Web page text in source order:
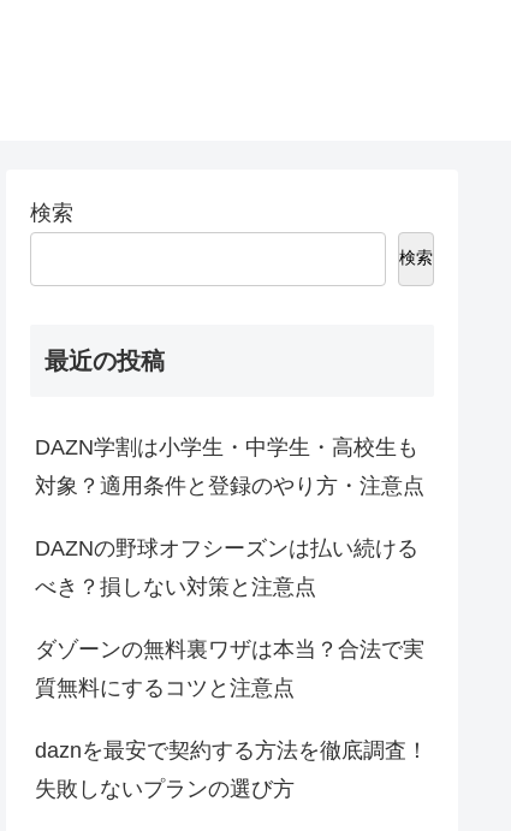
検索
検索
最近の投稿
DAZN学割は小学生・中学生・高校生も
対象？適用条件と登録のやり方・注意点
DAZNの野球オフシーズンは払い続ける
べき？損しない対策と注意点
ダゾーンの無料裏ワザは本当？合法で実
質無料にするコツと注意点
daznを最安で契約する方法を徹底調査！
失敗しないプランの選び方